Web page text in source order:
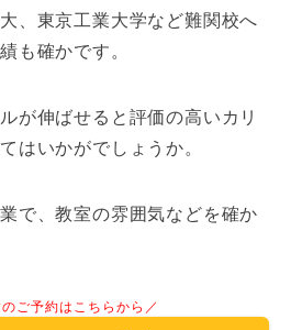
、東京工業大学など難関校へ
も確かです。
が伸ばせると評価の高いカリ
はいかがでしょうか。
で、教室の雰囲気などを確か
ご予約はこちらから／